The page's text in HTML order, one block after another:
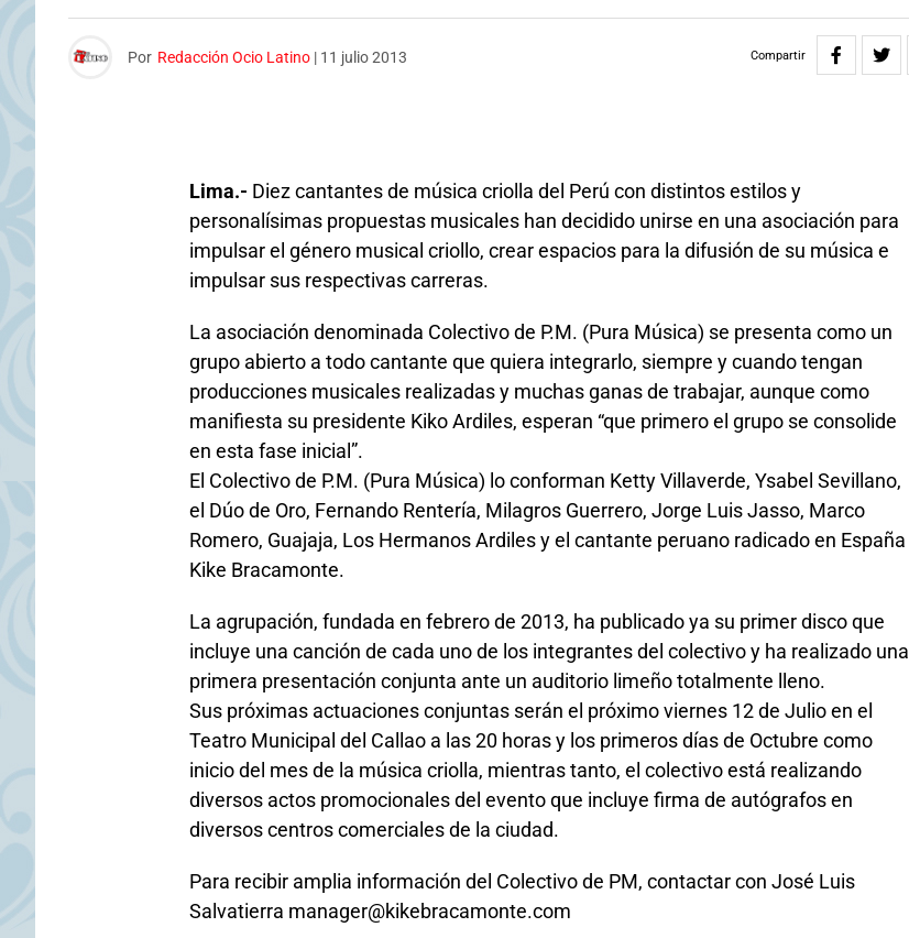
Por Redacción Ocio Latino | 11 julio 2013 Compartir
Lima.- Diez cantantes de música criolla del Perú con distintos estilos y
personalísimas propuestas musicales han decidido unirse en una asociación para
impulsar el género musical criollo, crear espacios para la difusión de su música e
impulsar sus respectivas carreras.
La asociación denominada Colectivo de P.M. (Pura Música) se presenta como un
grupo abierto a todo cantante que quiera integrarlo, siempre y cuando tengan
producciones musicales realizadas y muchas ganas de trabajar, aunque como
manifiesta su presidente Kiko Ardiles, esperan “que primero el grupo se consolide
en esta fase inicial”.
El Colectivo de P.M. (Pura Música) lo conforman Ketty Villaverde, Ysabel Sevillano,
el Dúo de Oro, Fernando Rentería, Milagros Guerrero, Jorge Luis Jasso, Marco
Romero, Guajaja, Los Hermanos Ardiles y el cantante peruano radicado en España
Kike Bracamonte.
La agrupación, fundada en febrero de 2013, ha publicado ya su primer disco que
incluye una canción de cada uno de los integrantes del colectivo y ha realizado una
primera presentación conjunta ante un auditorio limeño totalmente lleno.
Sus próximas actuaciones conjuntas serán el próximo viernes 12 de Julio en el
Teatro Municipal del Callao a las 20 horas y los primeros días de Octubre como
inicio del mes de la música criolla, mientras tanto, el colectivo está realizando
diversos actos promocionales del evento que incluye firma de autógrafos en
diversos centros comerciales de la ciudad.
Para recibir amplia información del Colectivo de PM, contactar con José Luis
Salvatierra manager@kikebracamonte.com